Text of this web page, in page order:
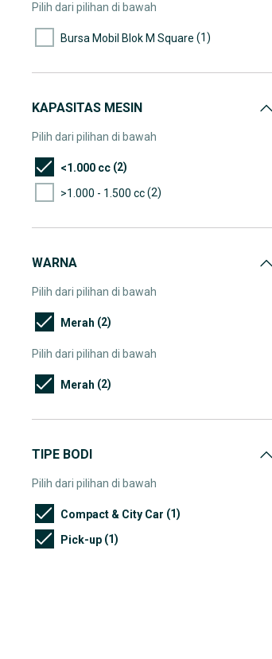
Pilih dari pilihan di bawah
Bursa Mobil Blok M Square (1)
KAPASITAS MESIN
Pilih dari pilihan di bawah
<1.000 cc (2)
>1.000 - 1.500 cc(2)
WARNA
Pilih dari pilihan di bawah
Merah (2)
Pilih dari pilihan di bawah
Merah (2)
TIPE BODI
Pilih dari pilihan di bawah
Compact & City Car (1)
Pick-up (1)